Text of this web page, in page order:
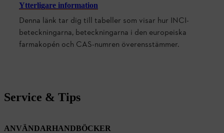
Ytterligare information
Denna länk tar dig till tabeller som visar hur INCI-
beteckningarna, beteckningarna i den europeiska
farmakopén och CAS-numren överensstämmer.
Service & Tips
ANVÄNDARHANDBÖCKER